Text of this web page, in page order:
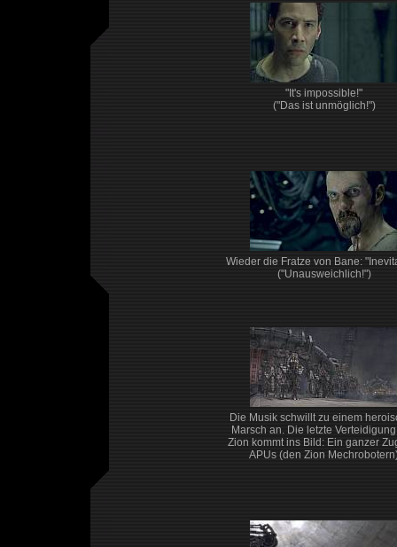
"It's impossible!"
("Das ist unmöglich!")
Wieder die Fratze von Bane:
("Unausweichlich!")
Die Musik schwillt zu einem
Marsch an. Die letzte
Zion kommt ins Bild: Ein ganzer
APUs (den Zion